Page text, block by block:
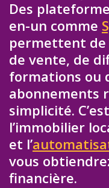
Des
en-un comme
permettent
de vente, de
formations ou
abonnements
simplicité.
l’immobilier
et l’
vous
financière.